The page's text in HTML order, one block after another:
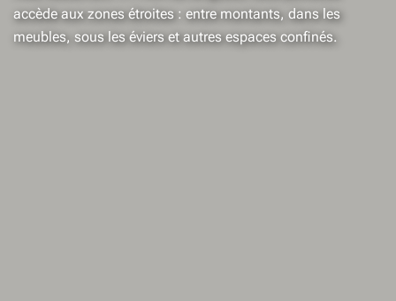
accède aux zones étroites : entre montants, dans les
meubles, sous les éviers et autres espaces confinés.